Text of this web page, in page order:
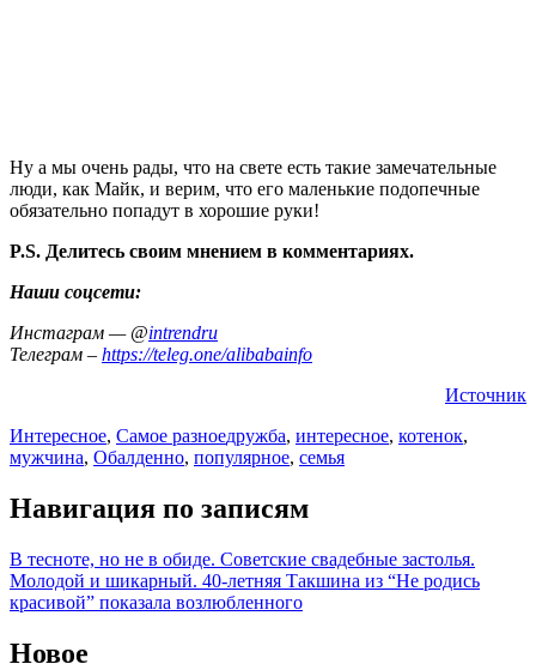
Ну а мы очень рады, что на свете есть такие замечательные
люди, как Майк, и верим, что его маленькие подопечные
обязательно попадут в хорошие руки!
P.S. Делитесь своим мнением в комментариях.
Наши соцсети:
Инстаграм — @intrendru
Телеграм – https://teleg.one/alibabainfo
Источник
Интересное, Самое разноедружба, интересное, котенок,
мужчина, Обалденно, популярное, семья
Навигация по записям
В тесноте, но не в обиде. Советские свадебные застолья.
Молодой и шикарный. 40-летняя Такшина из “Не родись
красивой” показала возлюбленного
Новое